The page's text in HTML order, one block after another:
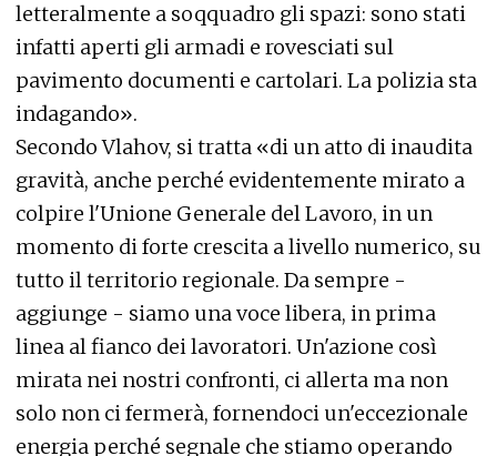
letteralmente a soqquadro gli spazi: sono stati
infatti aperti gli armadi e rovesciati sul
pavimento documenti e cartolari. La polizia sta
indagando».
Secondo Vlahov, si tratta «di un atto di inaudita
gravità, anche perché evidentemente mirato a
colpire l'Unione Generale del Lavoro, in un
momento di forte crescita a livello numerico, su
tutto il territorio regionale. Da sempre -
aggiunge - siamo una voce libera, in prima
linea al fianco dei lavoratori. Un'azione così
mirata nei nostri confronti, ci allerta ma non
solo non ci fermerà, fornendoci un'eccezionale
energia perché segnale che stiamo operando